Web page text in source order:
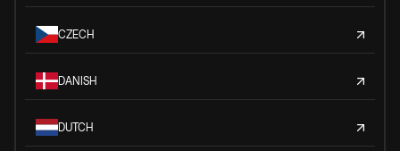
CZECH
DANISH
DUTCH